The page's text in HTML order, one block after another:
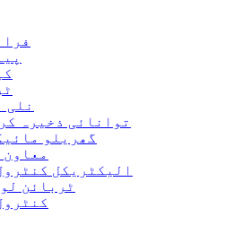
نلی
توانائی ذخیرہ
گھریلو
الیکٹریکل
ٹربائن